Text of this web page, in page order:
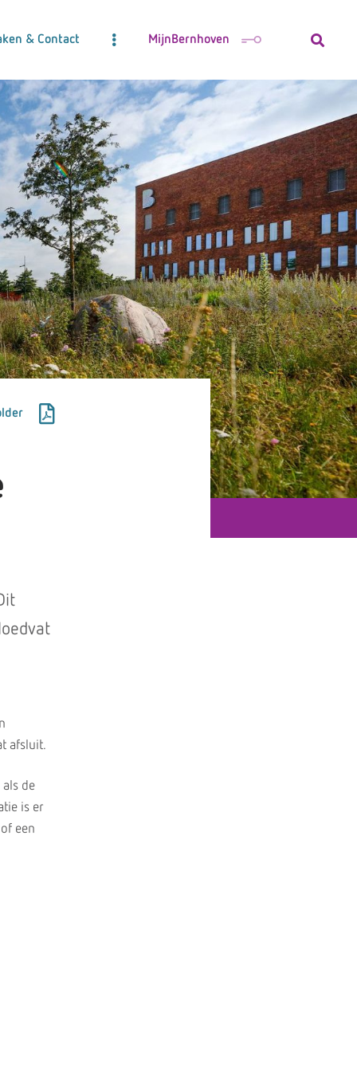
& Contact MijnBernhoven
afsluit.
de
is er
een